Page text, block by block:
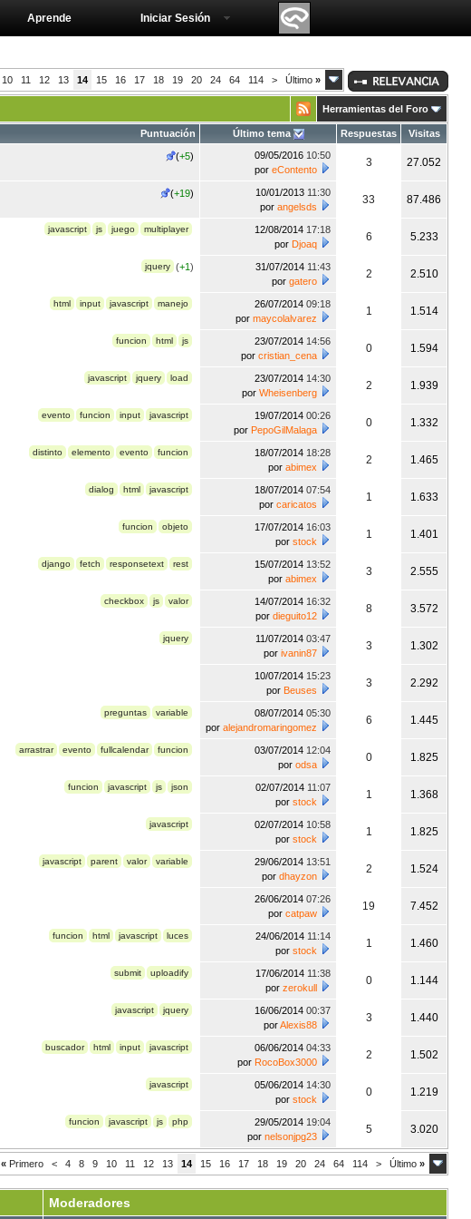
Aprende Iniciar Sesión
10 11 12 13 14 15 16 17 18 19 20 24 64 114 > Último »
Herramientas del Foro
Puntuación Último tema Respuestas Visitas
(+5) 09/05/2016 10:50
por eContento
3 27.052
(+19) 10/01/2013 11:30
por angelsds
33 87.486
javascript js juego multiplayer 12/08/2014 17:18
por Djoaq
6 5.233
(+1)
jquery 31/07/2014 11:43
por gatero
2 2.510
html input javascript manejo 26/07/2014 09:18
por maycolalvarez
1 1.514
funcion html js 23/07/2014 14:56
por cristian_cena
0 1.594
javascript jquery load 23/07/2014 14:30
por Wheisenberg
2 1.939
evento funcion input javascript 19/07/2014 00:26
por PepoGilMalaga
0 1.332
distinto elemento evento funcion 18/07/2014 18:28
por abimex
2 1.465
dialog html javascript 18/07/2014 07:54
por caricatos
1 1.633
funcion objeto 17/07/2014 16:03
por stock
1 1.401
django fetch responsetext rest 15/07/2014 13:52
por abimex
3 2.555
checkbox js valor 14/07/2014 16:32
por dieguito12
8 3.572
jquery 11/07/2014 03:47
por ivanin87
3 1.302
10/07/2014 15:23
por Beuses
3 2.292
preguntas variable 08/07/2014 05:30
por alejandromaringomez
6 1.445
arrastrar evento fullcalendar funcion 03/07/2014 12:04
por odsa
0 1.825
funcion javascript js json 02/07/2014 11:07
por stock
1 1.368
javascript 02/07/2014 10:58
por stock
1 1.825
javascript parent valor variable 29/06/2014 13:51
por dhayzon
2 1.524
26/06/2014 07:26
por catpaw
19 7.452
funcion html javascript luces 24/06/2014 11:14
por stock
1 1.460
submit uploadify 17/06/2014 11:38
por zerokull
0 1.144
javascript jquery 16/06/2014 00:37
porAlexis88
3 1.440
buscador html input javascript 06/06/2014 04:33
por RocoBox3000
2 1.502
javascript 05/06/2014 14:30
por stock
0 1.219
funcion javascript js php 29/05/2014 19:04
por nelsonjpg23
5 3.020
« Primero < 4 8 9 10 11 12 13 14 15 16 17 18 19 20 24 64 114 > Último »
Moderadores